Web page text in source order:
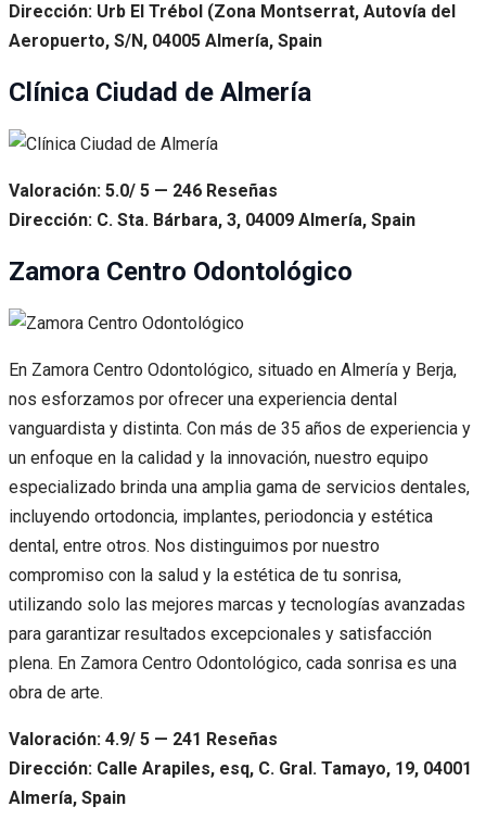
Dirección: Urb El Trébol (Zona Montserrat, Autovía del
Aeropuerto, S/N, 04005 Almería, Spain
Clínica Ciudad de Almería
Valoración: 5.0/ 5 — 246 Reseñas
Dirección: C. Sta. Bárbara, 3, 04009 Almería, Spain
Zamora Centro Odontológico
En Zamora Centro Odontológico, situado en Almería y Berja,
nos esforzamos por ofrecer una experiencia dental
vanguardista y distinta. Con más de 35 años de experiencia y
un enfoque en la calidad y la innovación, nuestro equipo
especializado brinda una amplia gama de servicios dentales,
incluyendo ortodoncia, implantes, periodoncia y estética
dental, entre otros. Nos distinguimos por nuestro
compromiso con la salud y la estética de tu sonrisa,
utilizando solo las mejores marcas y tecnologías avanzadas
para garantizar resultados excepcionales y satisfacción
plena. En Zamora Centro Odontológico, cada sonrisa es una
obra de arte.
Valoración: 4.9/ 5 — 241 Reseñas
Dirección: Calle Arapiles, esq, C. Gral. Tamayo, 19, 04001
Almería, Spain